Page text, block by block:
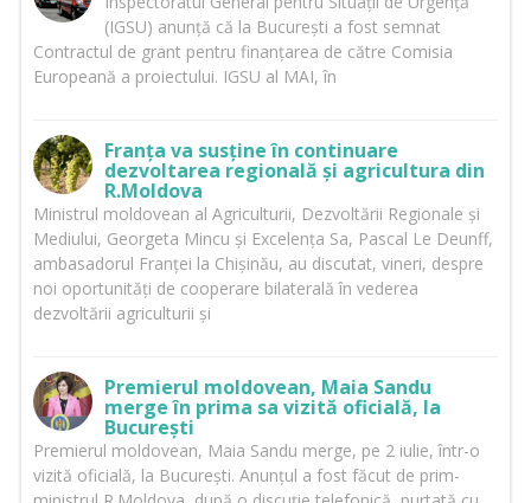
(IGSU) anunță că la București a fost semnat
Contractul de grant pentru finanțarea de către Comisia
Europeană a proiectului. IGSU al MAI, în
Franța va susține în continuare
dezvoltarea regională și agricultura din
R.Moldova
Ministrul moldovean al Agriculturii, Dezvoltării Regionale și
Mediului, Georgeta Mincu și Excelența Sa, Pascal Le Deunff,
ambasadorul Franței la Chișinău, au discutat, vineri, despre
noi oportunități de cooperare bilaterală în vederea
dezvoltării agriculturii și
Premierul moldovean, Maia Sandu
merge în prima sa vizită oficială, la
București
Premierul moldovean, Maia Sandu merge, pe 2 iulie, într-o
vizită oficială, la București. Anunțul a fost făcut de prim-